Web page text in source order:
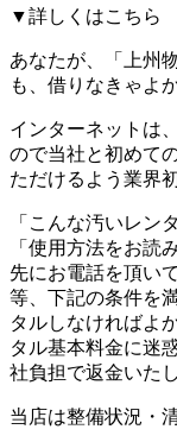
▼詳しくはこちら
あなたが、「上州
も、借りなきゃよ
インターネットは
ので当社と初めて
ただけるよう業界
「こんな汚いレン
「使用方法をお読
先にお電話を頂い
等、下記の条件を
タルしなければよ
タル基本料金に迷
社負担で返金いた
当店は整備状況・